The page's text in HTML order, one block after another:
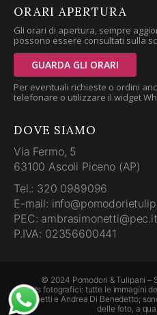
ORARI APERTURA
Gli orari di apertura, sempre
possono essere consultati sulla
GUARDA GLI ORARI
Per eventuali richieste o ordini
telefonare o utilizzare il widget
DOVE SIAMO
Via Fermo, 5
63100 Ascoli Piceno (AP)
Tel.: 320 0989096
E-mail:
PEC: ambrasimonetti@pec.it
P.IVA: 02356600441
© 2024 Pomodori & Tulipani –
Credits fotografici: tutte le immagini
Simonetti e Andrea Di Benedetto;
delle foto, a